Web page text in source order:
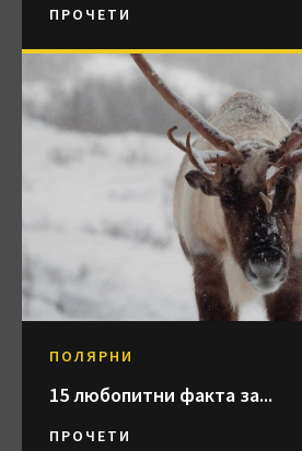
ПРОЧЕТИ
ПОЛЯРНИ
15 любопитни факта за...
ПРОЧЕТИ